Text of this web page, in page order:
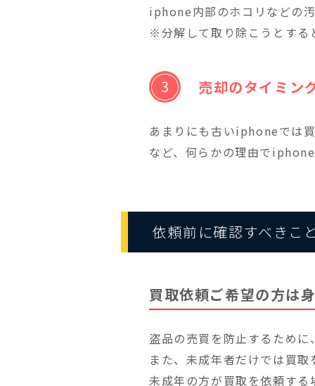
iphone内部のホコリなどの
※分解して取り除こうとする
売却のタイミン
あまりにも古いiphoneでは
など、何らかの理由で
依頼前に確認すべきこ
買取依頼ご希望の方は
盗品の売買を防止するため
また、未成年者だけでは買
未成年の方が買取を依頼す